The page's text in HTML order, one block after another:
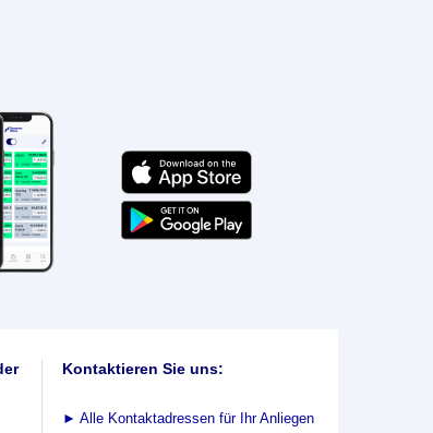
Kontaktieren Sie uns:
► Alle Kontaktadressen für Ihr Anliegen